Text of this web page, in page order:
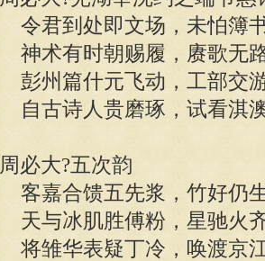
令君到处即文场，未怕簿
神术有时朝赐履，赓歌无
彭州篇什元飞动，工部交
自古诗人贵磨琢，试看淇
周必大?五次韵
客嘉合馈五先浆，竹好仍
天与冰肌胜傅粉，星驰火
将雏华表疑丁冷，唤渡京